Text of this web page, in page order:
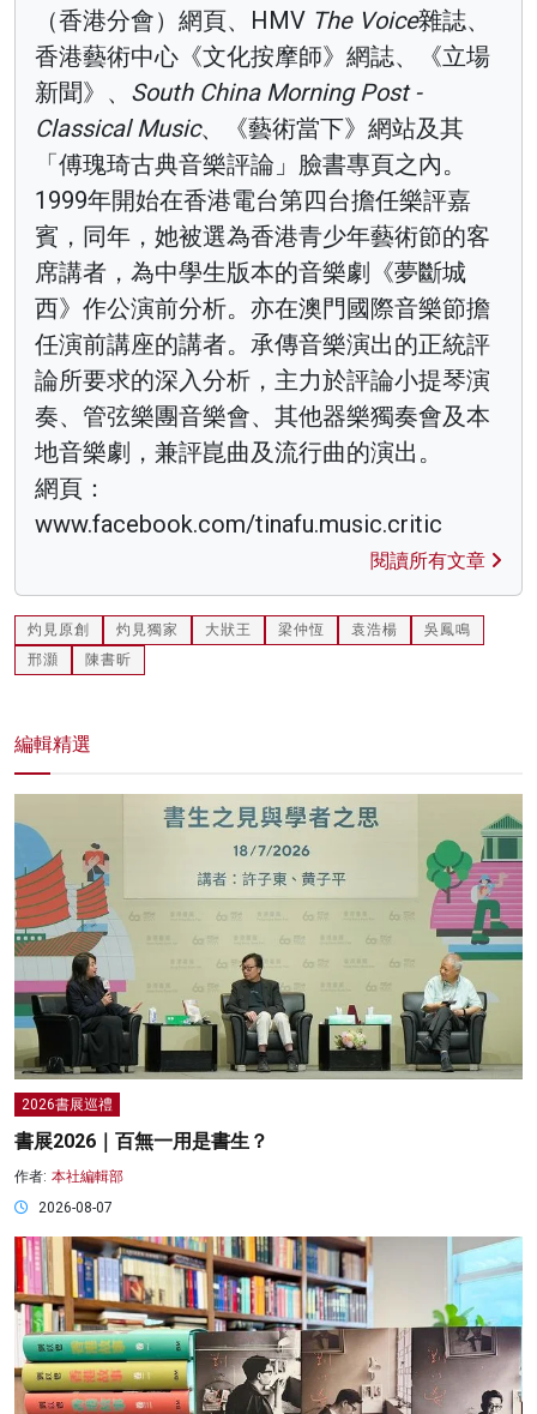
（香港分會）網頁、HMV The Voice雜誌、
香港藝術中心《文化按摩師》網誌、《立場
新聞》、 South China Morning Post -
Classical Music、《藝術當下》網站及其
「傅瑰琦古典音樂評論」臉書專頁之內。
1999年開始在香港電台第四台擔任樂評嘉
賓，同年，她被選為香港青少年藝術節的客
席講者，為中學生版本的音樂劇《夢斷城
西》作公演前分析。亦在澳門國際音樂節擔
任演前講座的講者。承傳音樂演出的正統評
論所要求的深入分析，主力於評論小提琴演
奏、管弦樂團音樂會、其他器樂獨奏會及本
地音樂劇，兼評崑曲及流行曲的演出。
網頁：
www.facebook.com/tinafu.music.critic
閱讀所有文章
灼見原創 灼見獨家 大狀王 梁仲恆 袁浩楊
吳鳳鳴
邢灝
陳書昕
編輯精選
2026書展巡禮
書展2026｜百無一用是書生？
作者: 本社編輯部
2026-08-07